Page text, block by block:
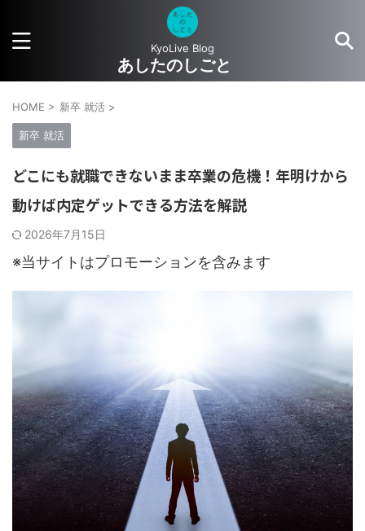
KyoLive Blog
あしたのしごと
HOME > 新卒 就活 >
新卒 就活
どこにも就職できないまま卒業の危機！年明けから
動けば内定ゲットできる方法を解説
2026年7月15日
※当サイトはプロモーションを含みます